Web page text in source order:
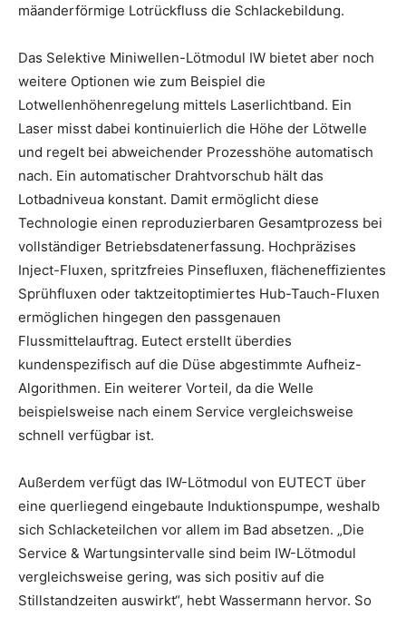
mäanderförmige Lotrückfluss die Schlackebildung.
Das Selektive Miniwellen-Lötmodul IW bietet aber noch
weitere Optionen wie zum Beispiel die
Lotwellenhöhenregelung mittels Laserlichtband. Ein
Laser misst dabei kontinuierlich die Höhe der Lötwelle
und regelt bei abweichender Prozesshöhe automatisch
nach. Ein automatischer Drahtvorschub hält das
Lotbadniveua konstant. Damit ermöglicht diese
Technologie einen reproduzierbaren Gesamtprozess bei
vollständiger Betriebsdatenerfassung. Hochpräzises
Inject-Fluxen, spritzfreies Pinsefluxen, flächeneffizientes
Sprühfluxen oder taktzeitoptimiertes Hub-Tauch-Fluxen
ermöglichen hingegen den passgenauen
Flussmittelauftrag. Eutect erstellt überdies
kundenspezifisch auf die Düse abgestimmte Aufheiz-
Algorithmen. Ein weiterer Vorteil, da die Welle
beispielsweise nach einem Service vergleichsweise
schnell verfügbar ist.
Außerdem verfügt das IW-Lötmodul von EUTECT über
eine querliegend eingebaute Induktionspumpe, weshalb
sich Schlacketeilchen vor allem im Bad absetzen. „Die
Service & Wartungsintervalle sind beim IW-Lötmodul
vergleichsweise gering, was sich positiv auf die
Stillstandzeiten auswirkt“, hebt Wassermann hervor. So